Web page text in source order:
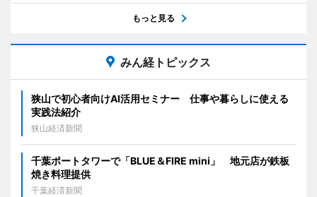
もっと見る
みん経トピックス
狭山で初心者向けAI活用セミナー 仕事や暮らしに使える
実践法紹介
狭山経済新聞
千葉ポートタワーで「BLUE＆FIRE mini」 地元店が鉄板
焼き料理提供
千葉経済新聞